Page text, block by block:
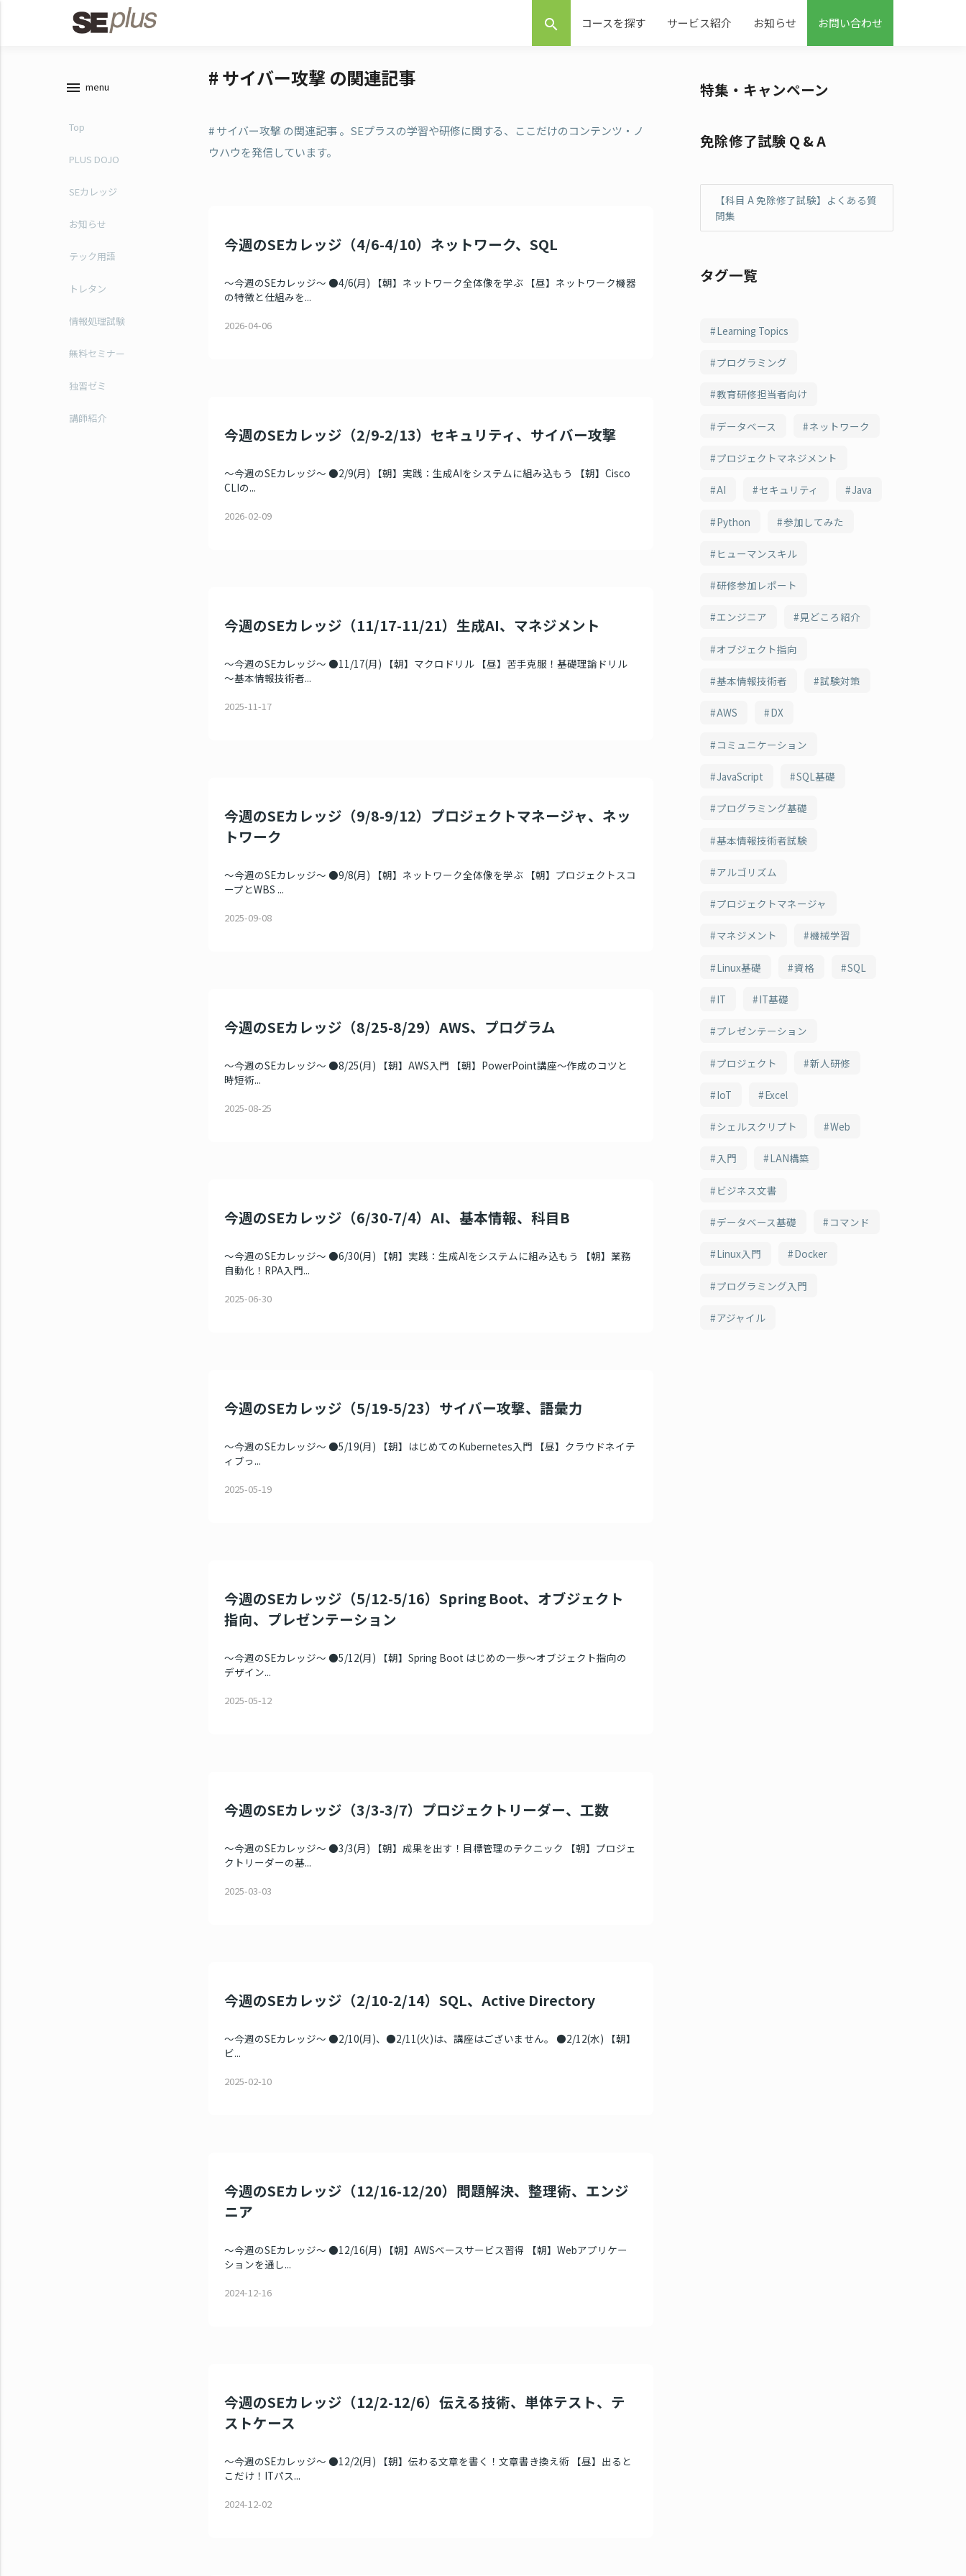
search コースを探す サービス紹介 お知らせ お問い合わせ
menu menu
Top
PLUS DOJO
SEカレッジ
お知らせ
テック用語
トレタン
情報処理試験
無料セミナー
独習ゼミ
講師紹介
# サイバー攻撃 の関連記事
# サイバー攻撃 の関連記事 。SEプラスの学習や研修に関する、ここだけのコンテンツ・ノ
ウハウを発信しています。
今週のSEカレッジ（4/6-4/10）ネットワーク、SQL
～今週のSEカレッジ～ ●4/6(月) 【朝】ネットワーク全体像を学ぶ 【昼】ネットワーク機器
の特徴と仕組みを...
2026-04-06
今週のSEカレッジ（2/9-2/13）セキュリティ、サイバー攻撃
～今週のSEカレッジ～ ●2/9(月) 【朝】実践：生成AIをシステムに組み込もう 【朝】Cisco
CLIの...
2026-02-09
今週のSEカレッジ（11/17-11/21）生成AI、マネジメント
～今週のSEカレッジ～ ●11/17(月) 【朝】マクロドリル 【昼】苦手克服！基礎理論ドリル
～基本情報技術者...
2025-11-17
今週のSEカレッジ（9/8-9/12）プロジェクトマネージャ、ネッ
トワーク
～今週のSEカレッジ～ ●9/8(月) 【朝】ネットワーク全体像を学ぶ 【朝】プロジェクトスコ
ープとWBS ...
2025-09-08
今週のSEカレッジ（8/25-8/29）AWS、プログラム
～今週のSEカレッジ～ ●8/25(月) 【朝】AWS入門 【朝】PowerPoint講座～作成のコツと
時短術...
2025-08-25
今週のSEカレッジ（6/30-7/4）AI、基本情報、科目B
～今週のSEカレッジ～ ●6/30(月) 【朝】実践：生成AIをシステムに組み込もう 【朝】業務
自動化！RPA入門...
2025-06-30
今週のSEカレッジ（5/19-5/23）サイバー攻撃、語彙力
～今週のSEカレッジ～ ●5/19(月) 【朝】はじめてのKubernetes入門 【昼】クラウドネイテ
ィブっ...
2025-05-19
今週のSEカレッジ（5/12-5/16）Spring Boot、オブジェクト
指向、プレゼンテーション
～今週のSEカレッジ～ ●5/12(月) 【朝】Spring Boot はじめの一歩～オブジェクト指向の
デザイン...
2025-05-12
今週のSEカレッジ（3/3-3/7）プロジェクトリーダー、工数
～今週のSEカレッジ～ ●3/3(月) 【朝】成果を出す！目標管理のテクニック 【朝】プロジェ
クトリーダーの基...
2025-03-03
今週のSEカレッジ（2/10-2/14）SQL、Active Directory
～今週のSEカレッジ～ ●2/10(月)、●2/11(火)は、講座はございません。 ●2/12(水) 【朝】
ビ...
2025-02-10
今週のSEカレッジ（12/16-12/20）問題解決、整理術、エンジ
ニア
～今週のSEカレッジ～ ●12/16(月) 【朝】AWSベースサービス習得 【朝】Webアプリケー
ションを通し...
2024-12-16
今週のSEカレッジ（12/2-12/6）伝える技術、単体テスト、テ
ストケース
～今週のSEカレッジ～ ●12/2(月) 【朝】伝わる文章を書く！文章書き換え術 【昼】出ると
こだけ！ITパス...
2024-12-02
特集・キャンペーン
免除修了試験 Q & A
【科目 A 免除修了試験】よくある質
問集
タグ一覧
Learning Topics
プログラミング
教育研修担当者向け
データベース ネットワーク
プロジェクトマネジメント
AI セキュリティ Java
Python 参加してみた
ヒューマンスキル
研修参加レポート
エンジニア 見どころ紹介
オブジェクト指向
基本情報技術者 試験対策
AWS DX
コミュニケーション
JavaScript SQL基礎
プログラミング基礎
基本情報技術者試験
アルゴリズム
プロジェクトマネージャ
マネジメント 機械学習
Linux基礎 資格 SQL
IT IT基礎
プレゼンテーション
プロジェクト 新人研修
IoT Excel
シェルスクリプト Web
入門 LAN構築
ビジネス文書
データベース基礎 コマンド
Linux入門 Docker
プログラミング入門
アジャイル